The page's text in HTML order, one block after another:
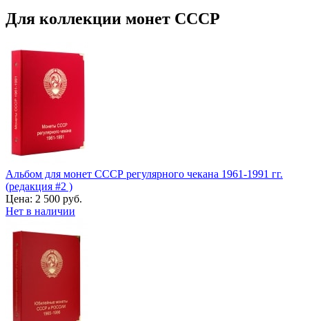
Для коллекции монет СССР
Альбом для монет СССР регулярного чекана 1961-1991 гг.
(редакция #2 )
Цена: 2 500 руб.
Нет в наличии